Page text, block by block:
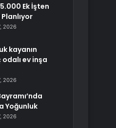
Ek İşten
2026
kayanın
odalı ev inşa
2026
Yoğunluk
2026